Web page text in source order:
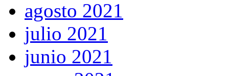
agosto 2021
julio 2021
junio 2021